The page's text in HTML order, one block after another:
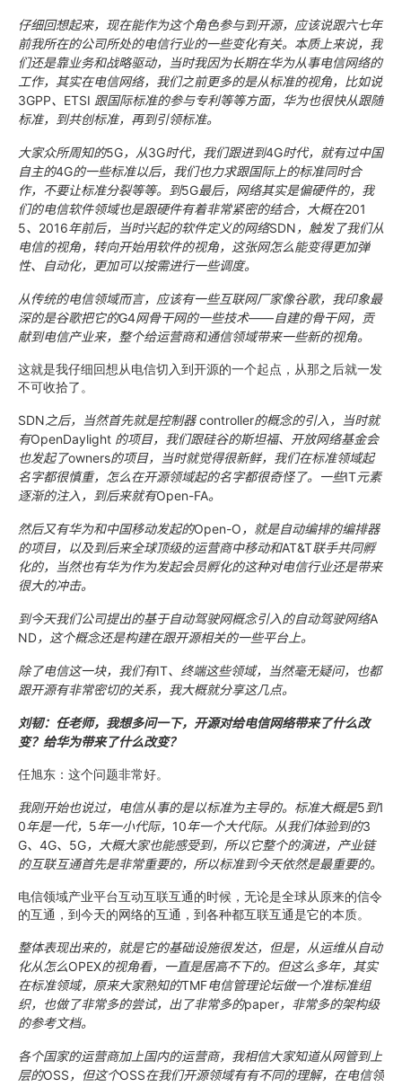
仔细回想起来，现在能作为这个角色参与到开源，应该说跟六七年
前我所在的公司所处的电信行业的一些变化有关。本质上来说，我
们还是靠业务和战略驱动，当时我因为长期在华为从事电信网络的
工作，其实在电信网络，我们之前更多的是从标准的视角，比如说
3GPP、 ETSI 跟国际标准的参与专利等等方面，华为也很快从跟随
标准，到共创标准，再到引领标准。
大家众所周知的5G，从3G时代，我们跟进到4G时代，就有过中国
自主的4G的一些标准以后，我们也力求跟国际上的标准同时合
作，不要让标准分裂等等。到5G最后，网络其实是偏硬件的，我
们的电信软件领域也是跟硬件有着非常紧密的结合，大概在201
5、 2016年前后，当时兴起的软件定义的网络SDN ，触发了我们从
电信的视角，转向开始用软件的视角，这张网怎么能变得更加弹
性、自动化，更加可以按需进行一些调度。
从传统的电信领域而言，应该有一些互联网厂家像谷歌，我印象最
深的是谷歌把它的G4网骨干网的一些技术——自建的骨干网，贡
献到电信产业来，整个给运营商和通信领域带来一些新的视角。
这就是我仔细回想从电信切入到开源的一个起点，从那之后就一发
不可收拾了。
SDN之后，当然首先就是控制器controller的概念的引入，当时就
有OpenDaylight 的项目，我们跟硅谷的斯坦福、开放网络基金会
也发起了owners的项目，当时就觉得很新鲜，我们在标准领域起
名字都很慎重，怎么在开源领域起的名字都很奇怪了。一些IT元素
逐渐的注入，到后来就有Open-FA。
然后又有华为和中国移动发起的Open-O ，就是自动编排的编排器
的项目，以及到后来全球顶级的运营商中移动和AT&T联手共同孵
化的，当然也有华为作为发起会员孵化的这种对电信行业还是带来
很大的冲击。
到今天我们公司提出的基于自动驾驶网概念引入的自动驾驶网络A
ND，这个概念还是构建在跟开源相关的一些平台上。
除了电信这一块，我们有IT、终端这些领域，当然毫无疑问，也都
跟开源有非常密切的关系，我大概就分享这几点。
刘韧：任老师，我想多问一下，开源对给电信网络带来了什么改
变？给华为带来了什么改变？
任旭东：这个问题非常好。
我刚开始也说过，电信从事的是以标准为主导的。标准大概是5到1
0年是一代， 5年一小代际， 10年一个大代际。从我们体验到的3
G、 4G、 5G，大概大家也能感受到，所以它整个的演进，产业链
的互联互通首先是非常重要的，所以标准到今天依然是最重要的。
电信领域产业平台互动互联互通的时候，无论是全球从原来的信令
的互通，到今天的网络的互通，到各种都互联互通是它的本质。
整体表现出来的，就是它的基础设施很发达，但是，从运维从自动
化从怎么OPEX的视角看，一直是居高不下的。但这么多年，其实
在标准领域，原来大家熟知的TMF电信管理论坛做一个准标准组
织，也做了非常多的尝试，出了非常多的paper，非常多的架构级
的参考文档。
各个国家的运营商加上国内的运营商，我相信大家知道从网管到上
层的OSS ，但这个OSS在我们开源领域有有不同的理解，在电信领